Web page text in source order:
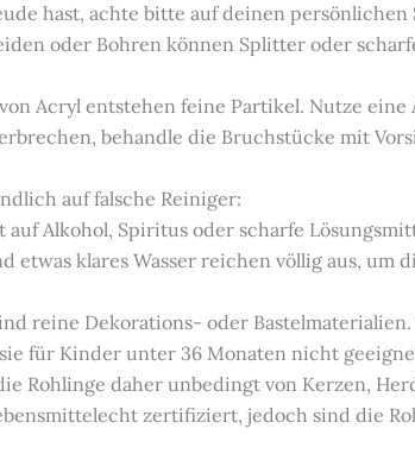
hast, achte bitte auf deinen persönlichen
oder Bohren können Splitter oder
Acryl entstehen feine Partikel. Nutze
behandle die Bruchstücke mit
auf falsche Reiniger:
Alkohol, Spiritus oder scharfe
etwas klares Wasser reichen völlig aus, um
reine Dekorations- oder
für Kinder unter 36 Monaten nicht
Rohlinge daher unbedingt von Kerzen,
zertifiziert, jedoch sind die